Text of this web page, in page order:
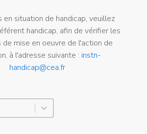
en situation de handicap, veuillez
handicap, afin de vérifier les
mise en oeuvre de l'action de
à l'adresse suivante : instn-
handicap@cea.fr